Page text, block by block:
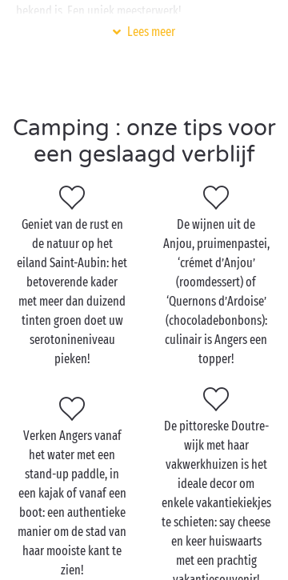
bekend is. Een uniek meesterwerk!
de tijd dat u weer naar buiten wandelt, weet u alles
over de geschiedenis van het plantenrijk! Besluit de
dag in schoonheid met eenkanotochtop de Maine of
Bezoek Angers met z'n
tweetjes
Angers heeft elkverliefd stel
wat bijzonders te
bieden. Kunstminnende tortels moeten in de abdij
Toussaint beslist een kijkje nemen in de galerie
David d’Angers met sculpturen van de gelijknamige
artiest. Ook het Museum voor Schone Kunsten bevalt
hen vast.
Ook wie meer van buitenactiviteiten houdt, heeft
keuze zat: eenfietstocht
langs de Maine, een
kajaktocht, een bootexcursie … Het kan allemaal!
Tortelduifjes met een voorliefde voor wijn tot slot
worden natuurlijk op hun wenken bediend: de
wijnen uit de Anjou zijn vermaard. Een bezoek aan de
wijngaarden gevolgd door een
proeverijis dan ook
Lees meer
Camping : onze tips voor
een geslaagd verblijf
Geniet van de rust en
de natuur op het
eiland Saint-Aubin: het
betoverende kader
met meer dan duizend
tinten groen doet uw
serotonineniveau
pieken!
De wijnen uit de
Anjou, pruimenpastei,
‘crémet d’Anjou’
(roomdessert) of
‘Quernons d’Ardoise’
(chocoladebonbons):
culinair is Angers een
topper!
Verken Angers vanaf
het water met een
stand-up paddle, in
een kajak of vanaf een
boot: een authentieke
manier om de stad van
haar mooiste kant te
zien!
De pittoreske Doutre-
wijk met haar
vakwerkhuizen is het
ideale decor om
enkele vakantiekiekjes
te schieten: say cheese
en keer huiswaarts
met een prachtig